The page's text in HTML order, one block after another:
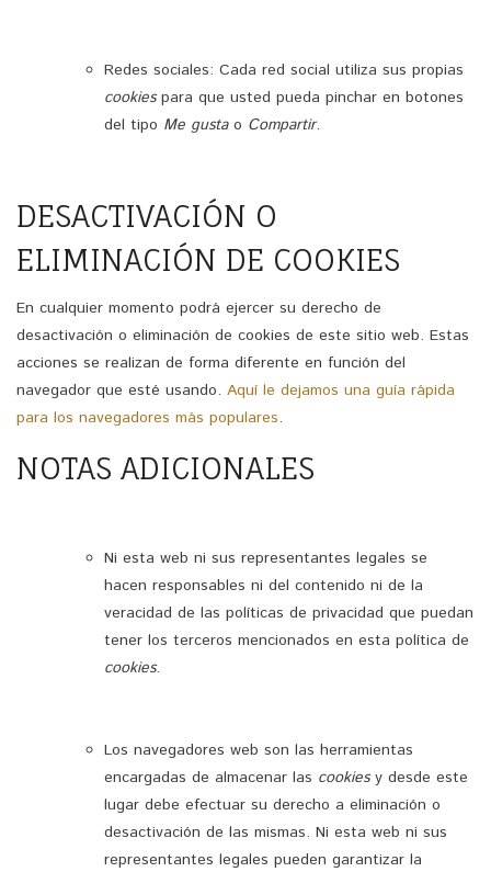
Redes sociales: Cada red social utiliza sus propias
cookiespara que usted pueda pinchar en botones
del tipo Me gustao Compartir.
DESACTIVACIÓN O
ELIMINACIÓN DE COOKIES
En cualquier momento podrá ejercer su derecho de
desactivación o eliminación de cookies de este sitio web. Estas
acciones se realizan de forma diferente en función del
navegador que esté usando. Aquí le dejamos una guía rápida
para los navegadores más populares.
NOTAS ADICIONALES
Ni esta web ni sus representantes legales se
hacen responsables ni del contenido ni de la
veracidad de las políticas de privacidad que puedan
tener los terceros mencionados en esta política de
cookies.
Los navegadores web son las herramientas
encargadas de almacenar las cookiesy desde este
lugar debe efectuar su derecho a eliminación o
desactivación de las mismas. Ni esta web ni sus
representantes legales pueden garantizar la